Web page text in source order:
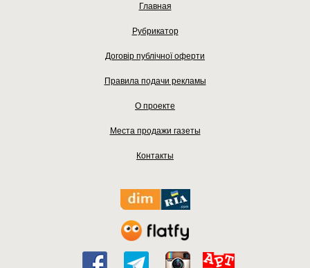
Главная
Рубрикатор
Договір публічної оферти
Правила подачи рекламы
О проекте
Места продажи газеты
Контакты